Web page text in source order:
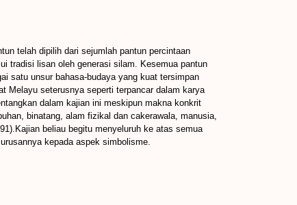
telah dipilih dari sejumlah pantun percintaan
tradisi lisan oleh generasi silam. Kesemua pantun
satu unsur bahasa-budaya yang kuat tersimpan
Melayu seterusnya seperti terpancar dalam karya
dalam kajian ini meskipun makna konkrit
binatang, alam fizikal dan cakerawala, manusia,
beliau begitu menyeluruh ke atas semua
kepada aspek simbolisme.